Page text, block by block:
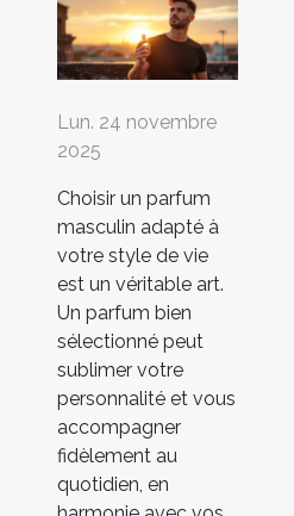
Lun. 24 novembre
2025
Choisir un parfum
masculin adapté à
votre style de vie
est un véritable art.
Un parfum bien
sélectionné peut
sublimer votre
personnalité et vous
accompagner
fidèlement au
quotidien, en